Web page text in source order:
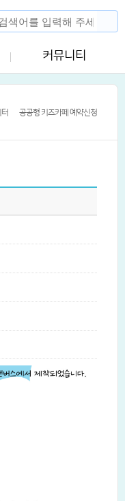
커뮤니티
공공형 키즈카페 예약신청